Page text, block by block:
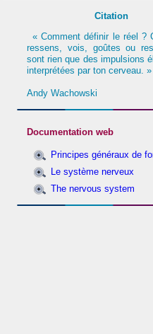
Citation
« Comment définir le réel ?
ressens, vois, goûtes ou
sont rien que des impulsions
interprétées par ton cerveau. »
Andy Wachowski
Documentation web
Principes généraux de
Le système nerveux
The nervous system